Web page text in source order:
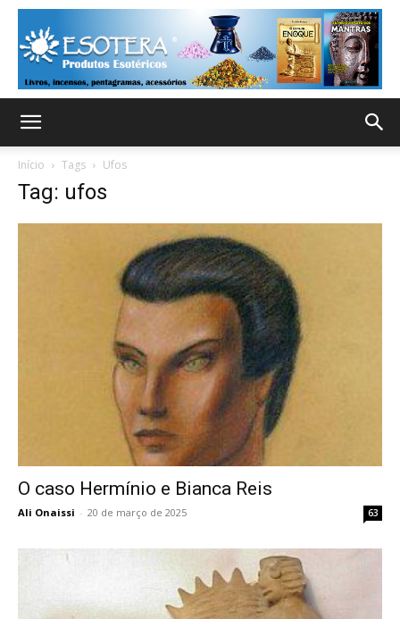
Início Tags Ufos
Tag: ufos
O caso Hermínio e Bianca Reis
Ali Onaissi - 20 de março de 2025 63